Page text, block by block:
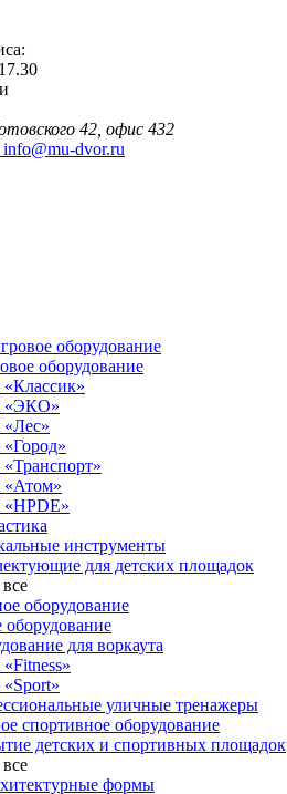
17.30
42, офис 432
info@mu-dvor.ru
оборудование
«ЭКО»
«Атом»
«HPDE»
инструменты
для детских площадок
для воркаута
уличные тренажеры
спортивное оборудование
детских и спортивных площадок